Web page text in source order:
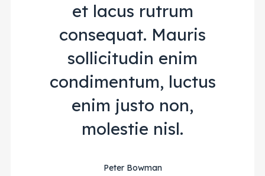
et lacus rutrum
consequat. Mauris
sollicitudin enim
condimentum, luctus
enim justo non,
molestie nisl.
Peter Bowman